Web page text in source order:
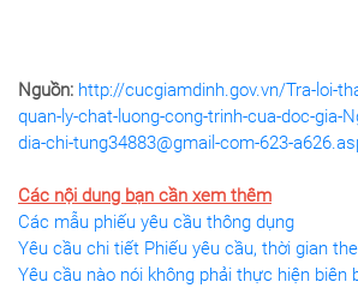
Nguồn: http://cucgiamdinh.gov.vn/Tra-loi-
quan-ly-chat-luong-cong-trinh-cua-doc-gia-
dia-chi-tung34883@gmail-com-623-
Các nội dung bạn cần xem thêm
Các mẫu phiếu yêu cầu thông dụng
Yêu cầu chi tiết Phiếu yêu cầu, thời gian
Yêu cầu nào nói không phải thực hiện biên